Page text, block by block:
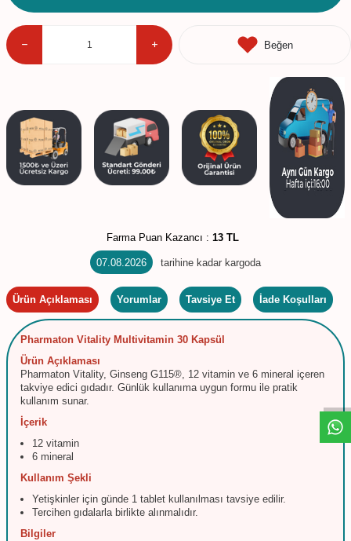
Beğen
Farma Puan Kazancı : 13 TL
07.08.2026 tarihine kadar kargoda
Ürün Açıklaması Yorumlar Tavsiye Et İade Koşulları
Pharmaton Vitality Multivitamin 30 Kapsül
Ürün Açıklaması
Pharmaton Vitality, Ginseng G115®, 12 vitamin ve 6 mineral içeren
takviye edici gıdadır. Günlük kullanıma uygun formu ile pratik
kullanım sunar.
İçerik
12 vitamin
6 mineral
Kullanım Şekli
Yetişkinler için günde 1 tablet kullanılması tavsiye edilir.
Tercihen gıdalarla birlikte alınmalıdır.
Bilgiler